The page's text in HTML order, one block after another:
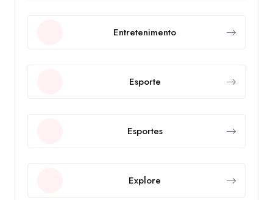
Entretenimento
Esporte
Esportes
Explore